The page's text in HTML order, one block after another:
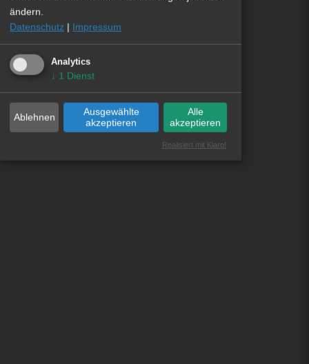
ändern.
Datenschutz | Impressum
Analytics
↓ 1 Dienst
Ablehnen
Ausgewählte
akzeptieren
Alle
akzeptieren
Realisiert mit Klaro!